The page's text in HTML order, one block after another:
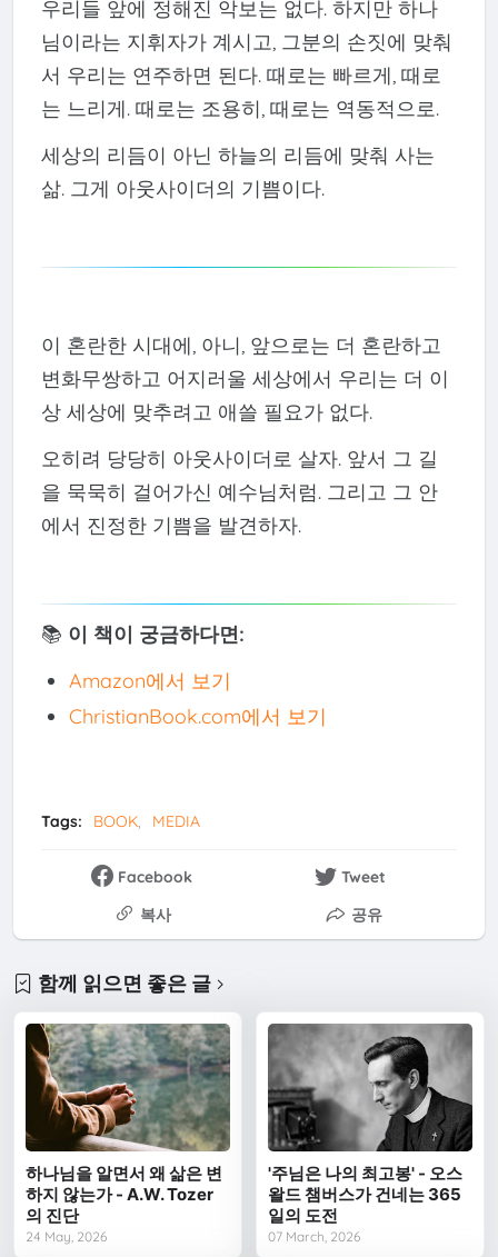
우리들 앞에 정해진 악보는 없다. 하지만 하나
님이라는 지휘자가 계시고, 그분의 손짓에 맞춰
서 우리는 연주하면 된다. 때로는 빠르게, 때로
는 느리게. 때로는 조용히, 때로는 역동적으로.
세상의 리듬이 아닌 하늘의 리듬에 맞춰 사는
삶. 그게 아웃사이더의 기쁨이다.
이 혼란한 시대에, 아니, 앞으로는 더 혼란하고
변화무쌍하고 어지러울 세상에서 우리는 더 이
상 세상에 맞추려고 애쓸 필요가 없다.
오히려 당당히 아웃사이더로 살자. 앞서 그 길
을 묵묵히 걸어가신 예수님처럼. 그리고 그 안
에서 진정한 기쁨을 발견하자.
📚 이 책이 궁금하다면:
Amazon에서 보기
ChristianBook.com에서 보기
Tags: BOOK MEDIA
Facebook
Tweet
복사
공유
함께 읽으면 좋은 글
하나님을 알면서 왜 삶은 변
하지 않는가 - A.W. Tozer
의 진단
24 May, 2026
'주님은 나의 최고봉' - 오스
왈드 챔버스가 건네는 365
일의 도전
07 March, 2026